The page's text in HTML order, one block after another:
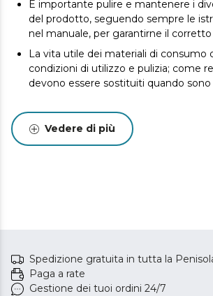
È importante pulire e mantenere i
del prodotto, seguendo sempre le
nel manuale, per garantirne il
La vita utile dei materiali di consumo
condizioni di utilizzo e pulizia; come
devono essere sostituiti quando
Vedere di più
Spedizione gratuita in tutta la
Paga a rate
Gestione dei tuoi ordini 24/7